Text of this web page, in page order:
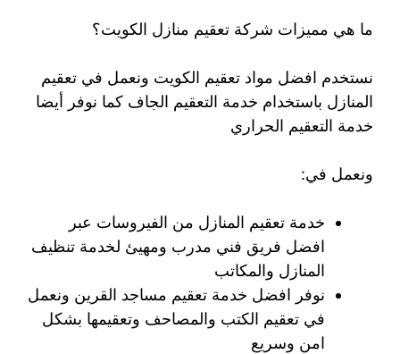
ما هي مميزات شركة تعقيم منازل الكويت؟
نستخدم افضل مواد تعقيم الكويت ونعمل في تعقيم
المنازل باستخدام خدمة التعقيم الجاف كما نوفر أيضا
خدمة التعقيم الحراري
ونعمل في:
خدمة تعقيم المنازل من الفيروسات عبر
افضل فريق فني مدرب ومهيئ لخدمة تنظيف
المنازل والمكاتب
نوفر افضل خدمة تعقيم مساجد القرين ونعمل
في تعقيم الكتب والمصاحف وتعقيمها بشكل
امن وسريع